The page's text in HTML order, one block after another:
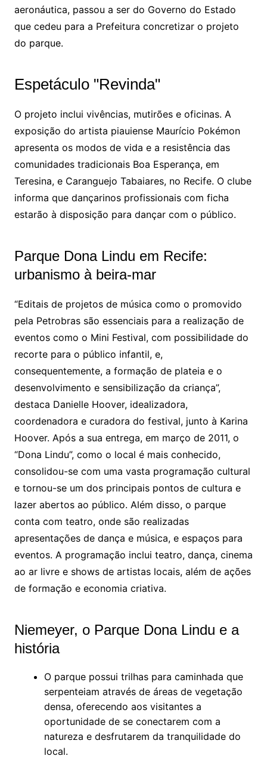
aeronáutica, passou a ser do Governo do Estado
que cedeu para a Prefeitura concretizar o projeto
do parque.
Espetáculo "Revinda"
O projeto inclui vivências, mutirões e oficinas. A
exposição do artista piauiense Maurício Pokémon
apresenta os modos de vida e a resistência das
comunidades tradicionais Boa Esperança, em
Teresina, e Caranguejo Tabaiares, no Recife. O clube
informa que dançarinos profissionais com ficha
estarão à disposição para dançar com o público.
Parque Dona Lindu em Recife:
urbanismo à beira-mar
“Editais de projetos de música como o promovido
pela Petrobras são essenciais para a realização de
eventos como o Mini Festival, com possibilidade do
recorte para o público infantil, e,
consequentemente, a formação de plateia e o
desenvolvimento e sensibilização da criança”,
destaca Danielle Hoover, idealizadora,
coordenadora e curadora do festival, junto à Karina
Hoover. Após a sua entrega, em março de 2011, o
“Dona Lindu”, como o local é mais conhecido,
consolidou-se com uma vasta programação cultural
e tornou-se um dos principais pontos de cultura e
lazer abertos ao público. Além disso, o parque
conta com teatro, onde são realizadas
apresentações de dança e música, e espaços para
eventos. A programação inclui teatro, dança, cinema
ao ar livre e shows de artistas locais, além de ações
de formação e economia criativa.
Niemeyer, o Parque Dona Lindu e a
história
O parque possui trilhas para caminhada que
serpenteiam através de áreas de vegetação
densa, oferecendo aos visitantes a
oportunidade de se conectarem com a
natureza e desfrutarem da tranquilidade do
local.